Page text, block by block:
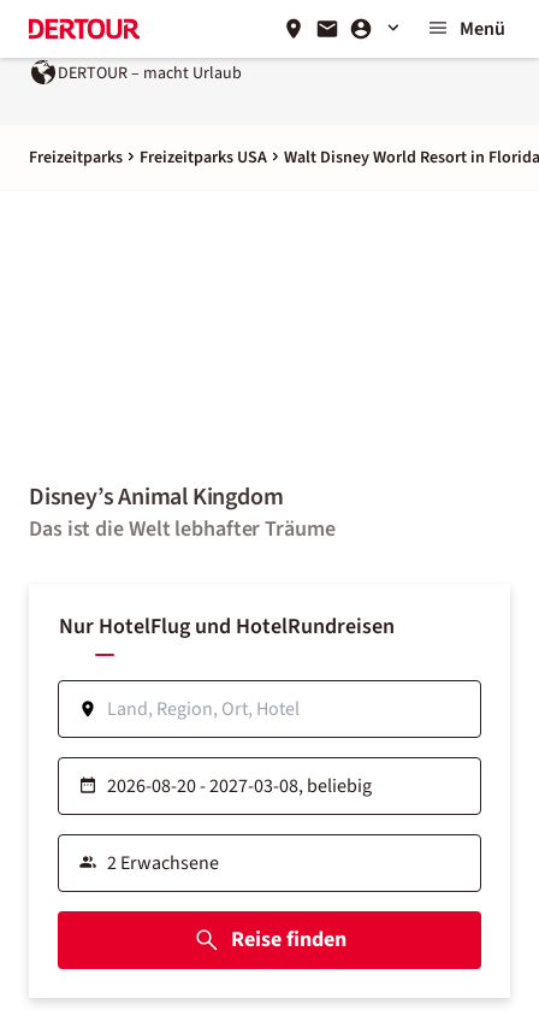
Menü
DERTOUR – macht Urlaub
Freizeitparks Freizeitparks USA Walt Disney World Resort in Florida
Disney’s Animal Kingdom
Das ist die Welt lebhafter Träume
Nur HotelFlug und HotelRundreisen
Reise finden